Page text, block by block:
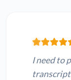
I need to